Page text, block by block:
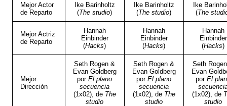
Mejor Actor
de Reparto
Ike Barinholtz
(The studio)
Ike Barinholtz
(The studio)
Ike
(The
Mejor Actriz
de Reparto
Hannah
Einbinder
(Hacks)
Hannah
Einbinder
(Hacks)
Hannah
Einbinder
(Hacks)
Mejor
Dirección
Seth Rogen &
Evan Goldberg
porEl plano
secuencia
(1x02), de The
studio
Seth Rogen &
Evan Goldberg
porEl plano
secuencia
(1x02), de The
studio
Seth
Evan
porEl
(1x02), de
studio